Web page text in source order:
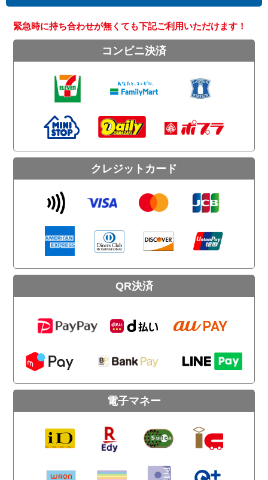
緊急時に持ち合わせが無くても下記ご利用いただけます！
コンビニ決済
クレジットカード
QR決済
電子マネー